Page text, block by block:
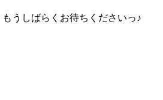
うしばらくお待ちくださいっ♪